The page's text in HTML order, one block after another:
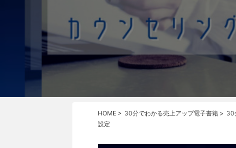
HOME > 30分でわかる売上アップ電子書籍 > 30
設定